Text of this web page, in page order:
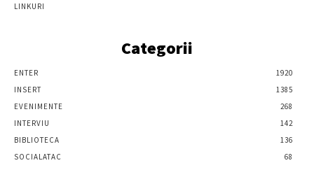
LINKURI
Categorii
ENTER
1920
INSERT
1385
EVENIMENTE
268
INTERVIU
142
BIBLIOTECA
136
SOCIALATAC
68